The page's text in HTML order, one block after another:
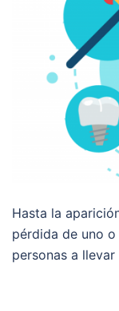
Hasta la
pérdida de uno
personas a